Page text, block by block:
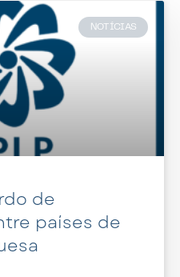
NOTÍCIAS
de
países de